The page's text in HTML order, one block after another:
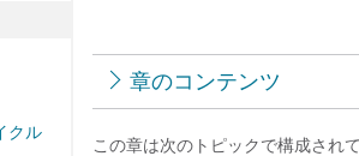
クル
章のコンテンツ
この章は次のトピックで構成されて